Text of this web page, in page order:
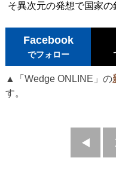
そ異次元の発想で国家の
Facebook
でフォロー
▲「Wedge ONLINE」の
す。